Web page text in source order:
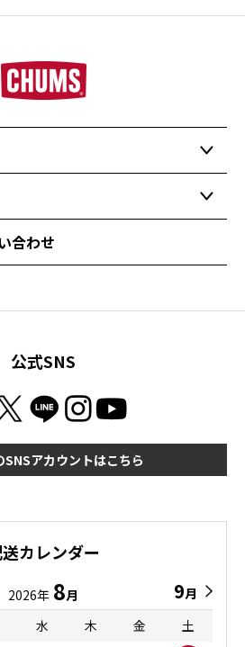
合わせ
公式SNS
SNSアカウントはこちら
カレンダー
2026年 8月 9月
水 木 金
土